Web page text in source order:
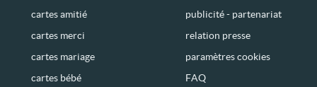
cartes amitié
cartes merci
cartes mariage
cartes bébé
publicité - partenariat
relation presse
paramètres cookies
FAQ